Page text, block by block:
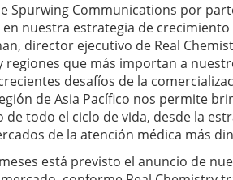
Spurwing Communications por
nuestra estrategia de crecimiento
director ejecutivo de Real
regiones que más importan a
desafíos de la
de Asia Pacífico nos permite
de todo el ciclo de vida, desde la
de la atención médica más
está previsto el anuncio de